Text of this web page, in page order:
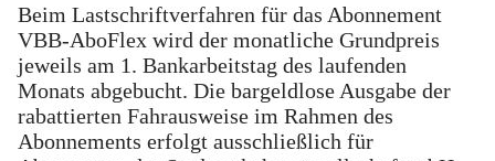
Beim Lastschriftverfahren für das Abonnement
VBB-AboFlex wird der monatliche Grundpreis
jeweils am 1. Bankarbeitstag des laufenden
Monats abgebucht. Die bargeldlose Ausgabe der
rabattierten Fahrausweise im Rahmen des
Abonnements erfolgt ausschließlich für